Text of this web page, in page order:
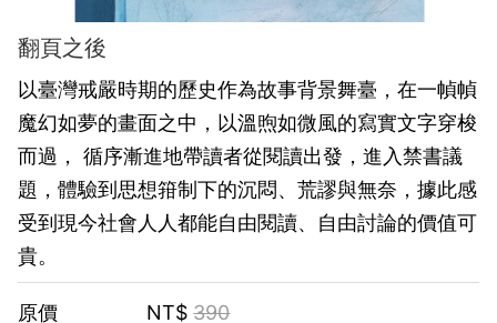
翻頁之後
以臺灣戒嚴時期的歷史作為故事背景舞臺，在一幀幀
魔幻如夢的畫面之中，以溫煦如微風的寫實文字穿梭
而過， 循序漸進地帶讀者從閱讀出發，進入禁書議
題，體驗到思想箝制下的沉悶、荒謬與無奈，據此感
受到現今社會人人都能自由閱讀、自由討論的價值可
貴。
原價 NT$ 390